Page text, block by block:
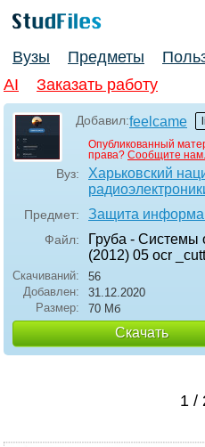
Вузы Предметы
AI
Заказать работу
Добавил:feelcame
Опубликованный
права? Сообщите нам.
Вуз:
Харьковский
Предмет: Защита
Файл:
Груба - Системы
(2012) 05 ocr
Скачиваний:
56
Добавлен:
31.12.2020
Размер:
70 Мб
Скачать
1 /